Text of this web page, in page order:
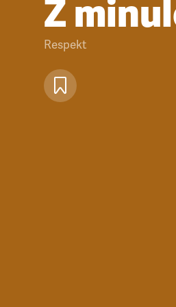
Z
Respekt